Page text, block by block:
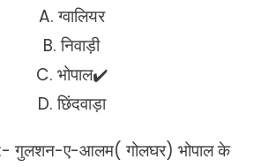
A. ग्वालियर
B. निवाड़ी
C. भोपाल✔️
D. छिंदवाड़ा
गुलशन-ए-आलम( गोलघर) भोपाल के